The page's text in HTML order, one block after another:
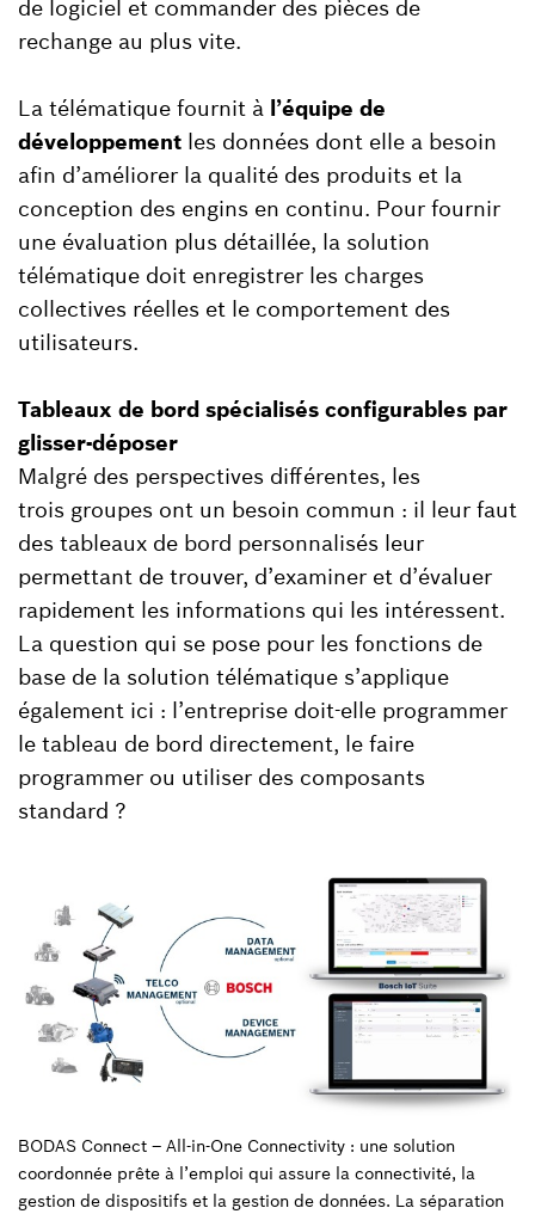
de logiciel et commander des pièces de
rechange au plus vite.
La télématique fournit à l’équipe de
développement les données dont elle a besoin
afin d’améliorer la qualité des produits et la
conception des engins en continu. Pour fournir
une évaluation plus détaillée, la solution
télématique doit enregistrer les charges
collectives réelles et le comportement des
utilisateurs.
Tableaux de bord spécialisés configurables par
glisser-déposer
Malgré des perspectives différentes, les
trois groupes ont un besoin commun : il leur faut
des tableaux de bord personnalisés leur
permettant de trouver, d’examiner et d’évaluer
rapidement les informations qui les intéressent.
La question qui se pose pour les fonctions de
base de la solution télématique s’applique
également ici : l’entreprise doit-elle programmer
le tableau de bord directement, le faire
programmer ou utiliser des composants
standard ?
BODAS Connect – All-in-One Connectivity : une solution
coordonnée prête à l’emploi qui assure la connectivité, la
gestion de dispositifs et la gestion de données. La séparation